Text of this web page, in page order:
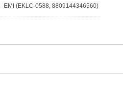
EMI (EKLC-0588, 8809144346560)